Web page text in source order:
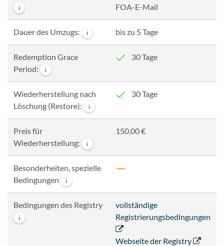
i
FOA-E-Mail
Dauer des Umzugs: i bis zu 5 Tage
Redemption Grace
Period:
i
30 Tage
Wiederherstellung nach
Löschung (Restore):
i
30 Tage
Preis für
Wiederherstellung:
i
150,00 €
Besonderheiten, spezielle
Bedingungen
i
Bedingungen des Registry
i
vollständige
Registrierungsbedingungen
Webseite der Registry